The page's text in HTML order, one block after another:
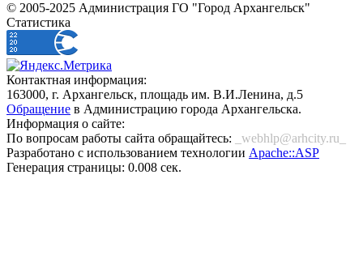
© 2005-2025 Администрация ГО "Город Архангельск"
Статистика
Контактная информация:
163000, г. Архангельск, площадь им. В.И.Ленина, д.5
Обращение в Администрацию города Архангельска.
Информация о сайте:
По вопросам работы сайта обращайтесь:
_webhlp@arhcity.ru_
Разработано с использованием технологии Apache::ASP
Генерация страницы: 0.008 сек.